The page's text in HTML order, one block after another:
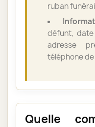
ruban
défunt,
adresse
téléphone
Quelle